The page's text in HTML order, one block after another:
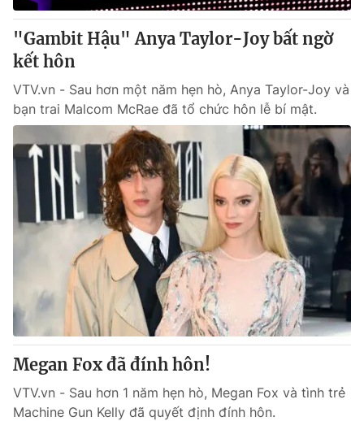
"Gambit Hậu" Anya Taylor-Joy bất ngờ
kết hôn
VTV.vn - Sau hơn một năm hẹn hò, Anya Taylor-Joy và
bạn trai Malcom McRae đã tổ chức hôn lễ bí mật.
Megan Fox đã đính hôn!
VTV.vn - Sau hơn 1 năm hẹn hò, Megan Fox và tình trẻ
Machine Gun Kelly đã quyết định đính hôn.